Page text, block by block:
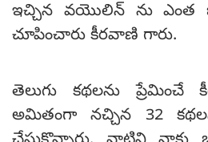
ఇచ్చిన వయొలిన్ ను ఎంత
చూపించారు కీరవాణి గారు.
తెలుగు కథలను ప్రేమించే
అమితంగా నచ్చిన 32